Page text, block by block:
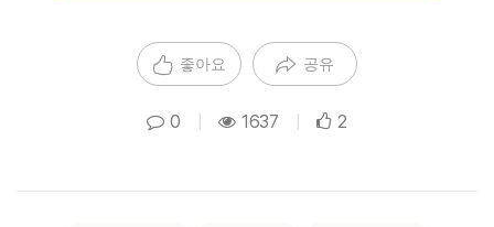
좋아요 공유
0 1637 2